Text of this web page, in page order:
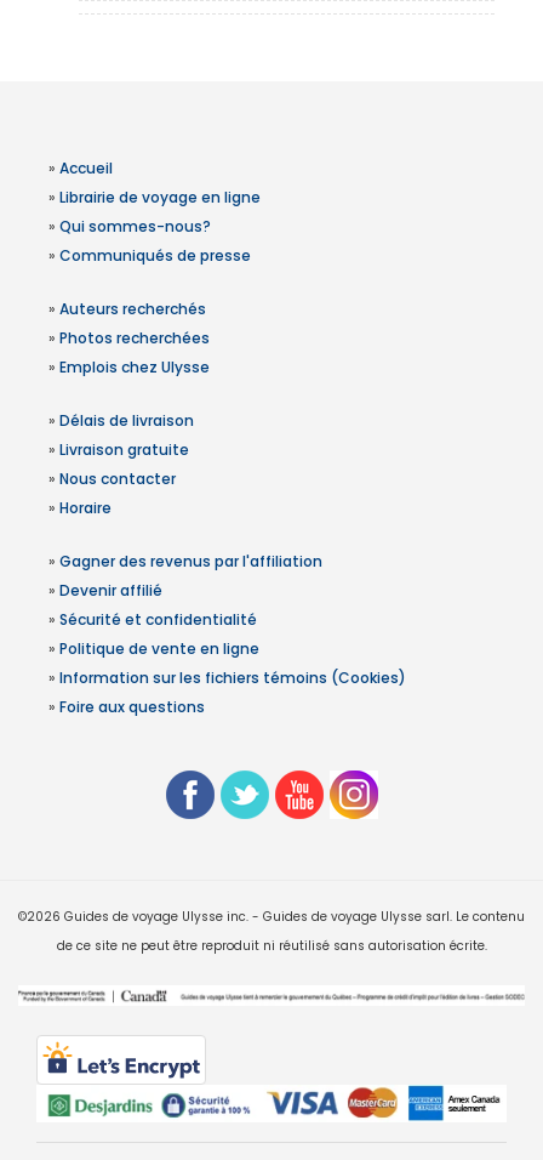
» Accueil
» Librairie de voyage en ligne
» Qui sommes-nous?
» Communiqués de presse
» Auteurs recherchés
» Photos recherchées
» Emplois chez Ulysse
» Délais de livraison
» Livraison gratuite
» Nous contacter
» Horaire
» Gagner des revenus par l'affiliation
» Devenir affilié
» Sécurité et confidentialité
» Politique de vente en ligne
» Information sur les fichiers témoins (Cookies)
» Foire aux questions
©2026 Guides de voyage Ulysse inc. - Guides de voyage Ulysse sarl. Le contenu
de ce site ne peut être reproduit ni réutilisé sans autorisation écrite.